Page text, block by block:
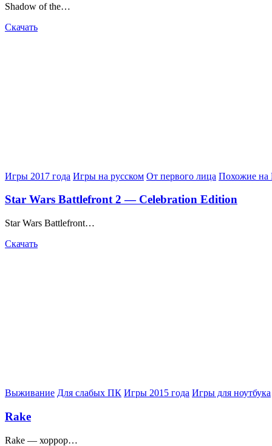
Shadow of the…
Скачать
Posted
Игры 2017 года Игры на русском От первого лица Похожие на
Star Wars Battlefront 2 — Celebration Edition
Star Wars Battlefront…
Скачать
Posted
Выживание Для слабых ПК Игры 2015 года Игры для ноутбука
Rake
Rake — хоррор…